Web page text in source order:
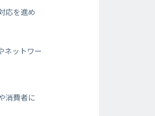
応を進め
ネットワー
消費者に